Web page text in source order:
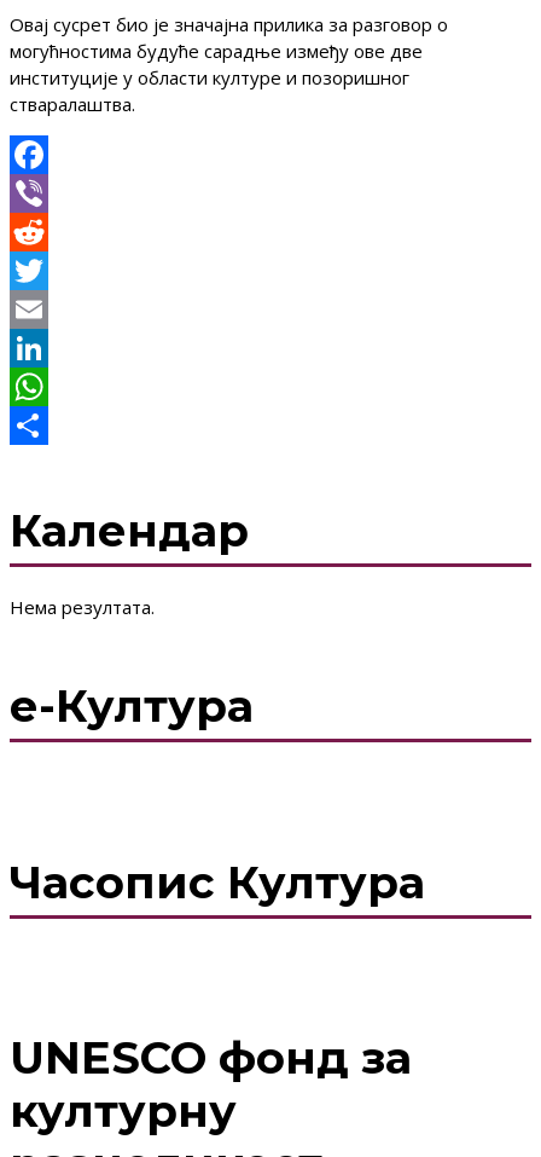
Овај сусрет био је значајна прилика за разговор о
могућностима будуће сарадње између ове две
институције у области културе и позоришног
стваралаштва.
Facebook
Viber
Reddit
Twitter
Email
LinkedIn
WhatsApp
Календар
Нема резултата.
е-Култура
Часопис Култура
UNESCO фонд за
културну